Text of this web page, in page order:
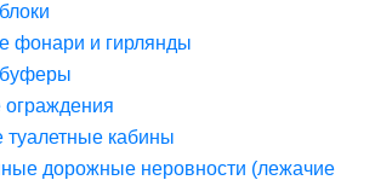
фонари и гирлянды
кабины
дорожные неровности (лежачие